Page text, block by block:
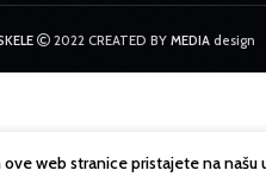
2022 CREATED BY MEDIA design
web stranice pristajete na našu